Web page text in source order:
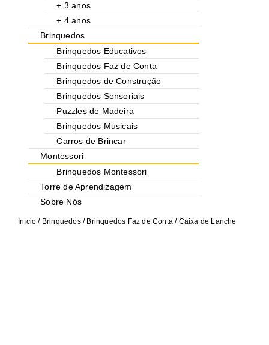
+ 3 anos
+ 4 anos
Brinquedos
Brinquedos Educativos
Brinquedos Faz de Conta
Brinquedos de Construção
Brinquedos Sensoriais
Puzzles de Madeira
Brinquedos Musicais
Carros de Brincar
Montessori
Brinquedos Montessori
Torre de Aprendizagem
Sobre Nós
Início / Brinquedos/ Brinquedos Faz de Conta / Caixa de Lanche